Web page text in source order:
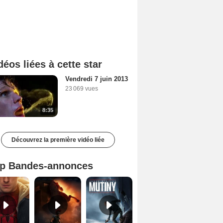
liées à cette star
8:35
Vendredi 7 juin 2013
23 069 vues
Découvrez la première vidéo liée
Bandes-annonces
Spider-Man: Brand New Day Bande-annonce VO STFR L'Odyssée Bande-annonce VO STFR